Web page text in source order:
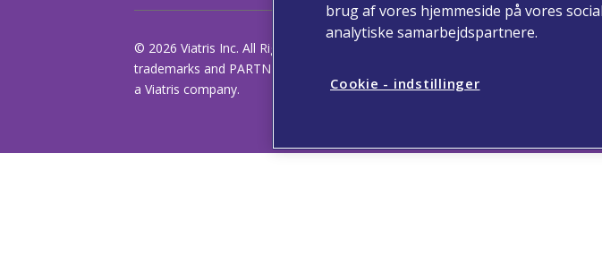
© 2026 Viatris Inc. All Rights Reserved. VIATRIS and the Viatris Logo are
trademarks and PARTNER OF CHOICE is a registered trademarks of Mylan Inc.,
a Viatris company.
brug af vores hjemmeside på vores
analytiske samarbejdspartnere.
Cookie - indstillinger